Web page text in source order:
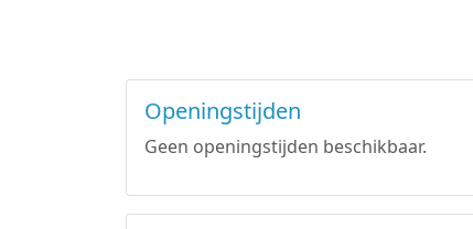
Openingstijden
Geen openingstijden beschikbaar.